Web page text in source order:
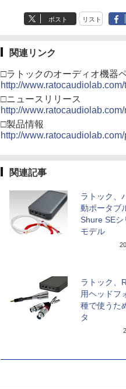
ポスト リスト
関連リンク
□ラトックのオーディオ機器
http://www.ratocaudiolab.com/
□ニュースリリース
http://
□製品情報
http://
関連記事
ラトック、
動ポータブ
Shure SEシ
モデル
ラトック、
用ヘッドフ
種で使うた
タ